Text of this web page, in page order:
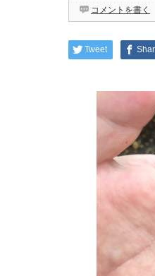
コメントを書く
Tweet